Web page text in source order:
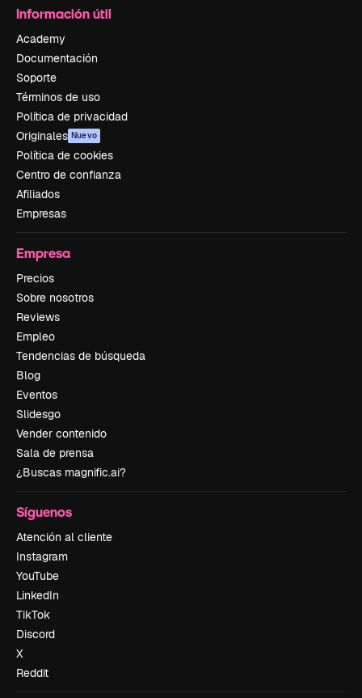
Información útil
Academy
Documentación
Soporte
Términos de uso
Política de privacidad
Originales Nuevo
Política de cookies
Centro de confianza
Afiliados
Empresas
Empresa
Precios
Sobre nosotros
Reviews
Empleo
Tendencias de búsqueda
Blog
Eventos
Slidesgo
Vender contenido
Sala de prensa
¿Buscas magnific.ai?
Síguenos
Atención al cliente
Instagram
YouTube
LinkedIn
TikTok
Discord
X
Reddit